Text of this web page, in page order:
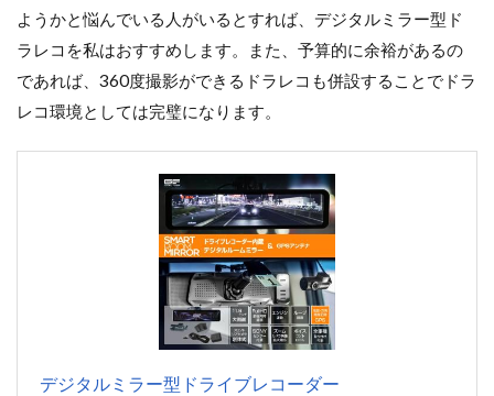
ようかと悩んでいる人がいるとすれば、デジタルミラー型ド
ラレコを私はおすすめします。また、予算的に余裕があるの
であれば、360度撮影ができるドラレコも併設することでドラ
レコ環境としては完璧になります。
デジタルミラー型ドライブレコーダー